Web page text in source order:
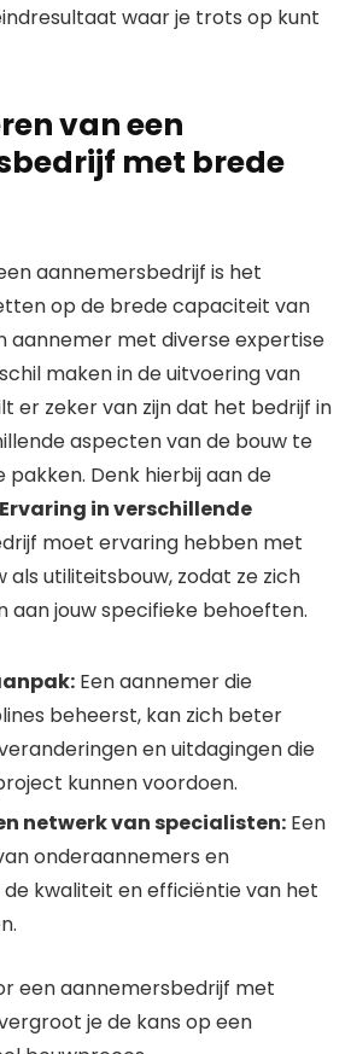
waar je trots op kunt
van een
met brede
aannemersbedrijf is het
op de brede capaciteit van
aannemer met diverse expertise
maken in de uitvoering van
er zeker van zijn dat het bedrijf in
aspecten van de bouw te
Denk hierbij aan de
Ervaring in verschillende
moet ervaring hebben met
als utiliteitsbouw, zodat ze zich
aan jouw specifieke behoeften.
Een aannemer die
beheerst, kan zich beter
en uitdagingen die
kunnen voordoen.
netwerk van specialisten: Een
onderaannemers en
kwaliteit en efficiëntie van het
een aannemersbedrijf met
je de kans op een